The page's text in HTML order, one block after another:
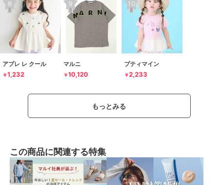
アプレ レ クール
￥1,232
マルニ
￥10,120
プティマイン
￥2,233
もっとみる
この商品に関連する特集